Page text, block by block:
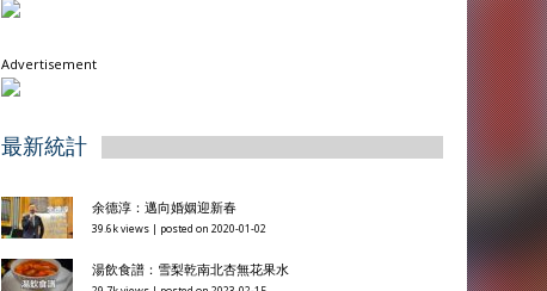
Advertisement
最新統計
余德淳：邁向婚姻迎新春
39.6k views posted on 2020-01-02
湯飲食譜：雪梨乾南北杏無花果水